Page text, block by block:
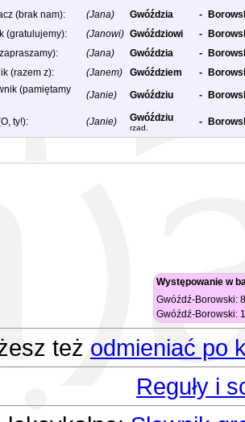
(brak nam):
(Jana) Gwóździa -
(gratulujemy):
(Janowi) Gwóździowi -
(Jana) Gwóździa -
(razem z):
(Janem) Gwóździem -
(pamiętamy
(Janie) Gwóździu -
ty!): (Janie) Gwóździu
rzad.
-
Występowanie w
Gwóźdź-Borowski:
Gwóźdź-Borowski:
też odmieniać po
Reguły i